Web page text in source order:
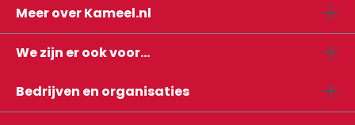
Meer over Kameel.nl
We zijn er ook voor...
Bedrijven en organisaties